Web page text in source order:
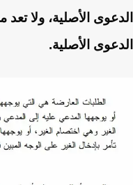
الدعوى الأصلية، ولا
الدعوى الأصلية.